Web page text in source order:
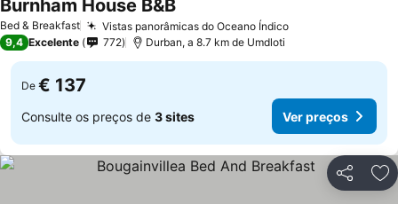
Bed & Breakfast Vistas panorâmicas do Oceano ÍndicoVer preços
Burnham House B&BVer preços
9,4 Excelente 772 Durban, a 8.7 km de Umdloti
De € 137
Consulte os preços de 3 sites Ver preços
Partilhar